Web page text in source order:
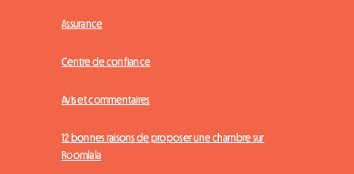
Assurance
Centre de confiance
Avis et commentaires
12 bonnes raisons de proposer une chambre sur
Roomlala